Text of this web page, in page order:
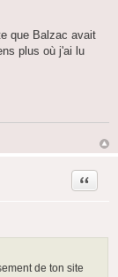
que Balzac avait
plus où j'ai lu
Citation
de ton site